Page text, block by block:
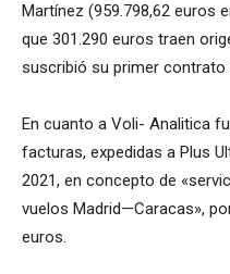
Martínez (959.798,62 euros
que 301.290 euros traen
suscribió su primer contrato
En cuanto a Voli- Analitica
facturas, expedidas a Plus
2021, en concepto de
vuelos Madrid—Caracas»,
euros.